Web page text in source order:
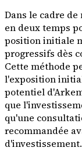
Dans le cadre
en deux temps
position initiale
progressifs dès
Cette méthode
l'exposition
potentiel
que
qu'une
recommandée
d'investissement.